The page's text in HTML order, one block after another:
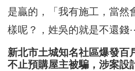
是贏的，「我有施工，當然
樣呢？，姓吳的就是不還錢
新北市土城知名社區爆發百
不止預購屋主被騙，涉案設